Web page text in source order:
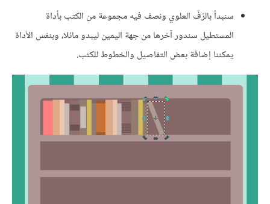
سنبدأ بالرّفّ العلوي ونصف فيه مجموعة من الكتب بأداة
المستطيل سندور آخرها من جهة اليمين ليبدو مائلا، وبنفس الأداة
يمكننا إضافة بعض التفاصيل والخطوط للكتب.